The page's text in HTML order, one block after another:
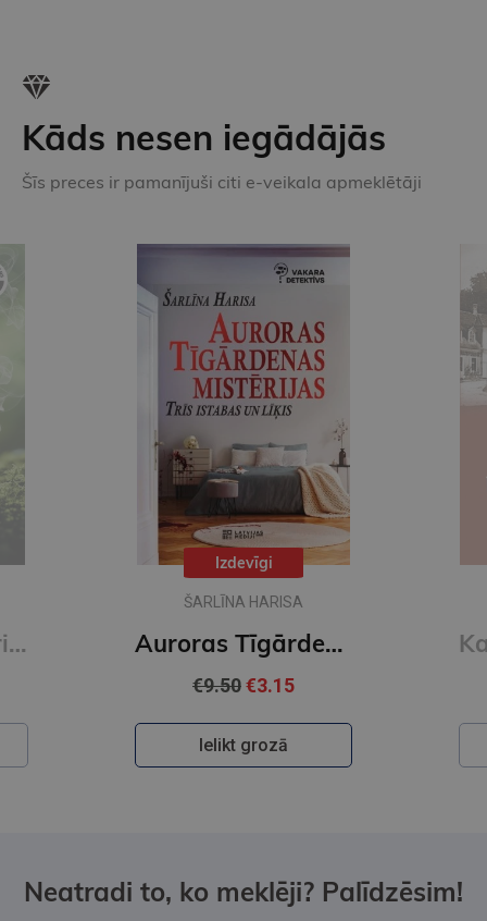
Kāds nesen iegādājās
Šīs preces ir pamanījuši citi e-veikala apmeklētāji
Veļu laika mistērija. Vakara romāns
Izdevīgi
ŠARLĪNA HARISA
Auroras Tīgārdenas mistērijas. Trīs istabas un līķis
€9.50€3.15
Ielikt grozā
Neatradi to, ko meklēji? Palīdzēsim!